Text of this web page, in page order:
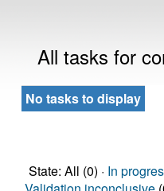
All tasks for
No tasks to display
State: All (0) · In